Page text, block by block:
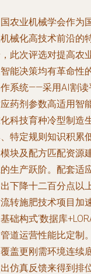
农业机械学会作为
械化高技术前沿的
此次评选对提高农
能决策均有革命性
系统——采用AI割读
药剂参数高适用智
科技育种冷型制造
特定规则知识积累
块及配方匹配资源
生产跃阶。配套适
下降十二百分点以
转施肥技术项目加
础构式‘数据库
道运营性能比定制
盖更刚需环境连续
仿真反馈来得到排